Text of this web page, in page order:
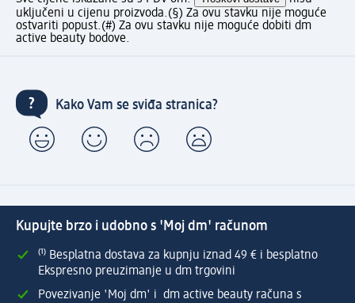
uključeni u cijenu proizvoda.(§) Za ovu stavku nije moguće
ostvariti popust.(#) Za ovu stavku nije moguće dobiti dm
active beauty bodove.
Kako Vam se sviđa stranica?
Kupujte brzo i udobno s 'Moj dm' računom
⁽¹⁾ Besplatna dostava za kupnju iznad 49 € i besplatno
Ekspresno preuzimanje u dm trgovini
Povezivanje 'Moj dm' i dm active beauty računa s